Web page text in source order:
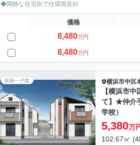
◆閑静な住宅街で住環境良好
価格
8,480万円
8,480万円
新築一戸建 横浜市中区
【横浜市
て】★仲介
学校）
5,380万
102.67㎡